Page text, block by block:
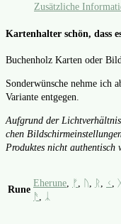
Zusätzliche
Kartenhalter schön, dass
Buchen­holz Kar­ten oder
Son­der­wün­sche neh­me ich
Vari­an­te ent­ge­gen.
Auf­grund der
chen
Pro­duk­tes nicht authen­tisch
Rune
Eherune, ᚠ, ᚢ, ᚱ, ᚲ ,
ᚫ , ᛣ